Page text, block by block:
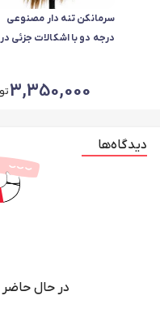
سرمانکن تنه دار مصنوعی
درجه دو با اشکالات جزئی در
3,350,000
دیدگاه‌ها
در حال